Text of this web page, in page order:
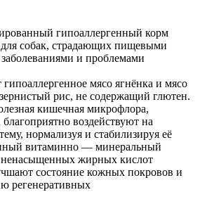
гипоаллергенный корм
собак, страдающих пищевыми
и проблемами
мясо ягнёнка и мясо
рис, не содержащий глютен.
кишечная микрофлора,
воздействуют на
нормализуя и стабилизируя её
витаминно — минеральный
жирных кислот
состояние кожных покровов и
регенеративных